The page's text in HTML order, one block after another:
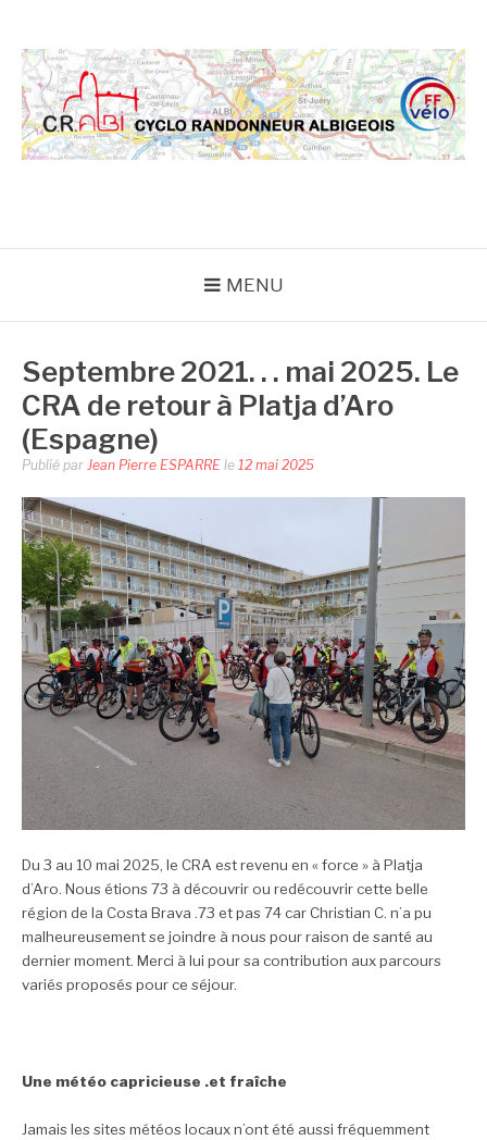
contenu
MENU
Septembre 2021. . . mai 2025. Le
CRA de retour à Platja d’Aro
(Espagne)
Publié par Jean Pierre ESPARRE le 12 mai 2025
Du 3 au 10 mai 2025, le CRA est revenu en « force » à Platja
d’Aro. Nous étions 73 à découvrir ou redécouvrir cette belle
région de la Costa Brava .73 et pas 74 car Christian C. n’a pu
malheureusement se joindre à nous pour raison de santé au
dernier moment. Merci à lui pour sa contribution aux parcours
variés proposés pour ce séjour.
Une météo capricieuse .et fraîche
Jamais les sites météos locaux n’ont été aussi fréquemment